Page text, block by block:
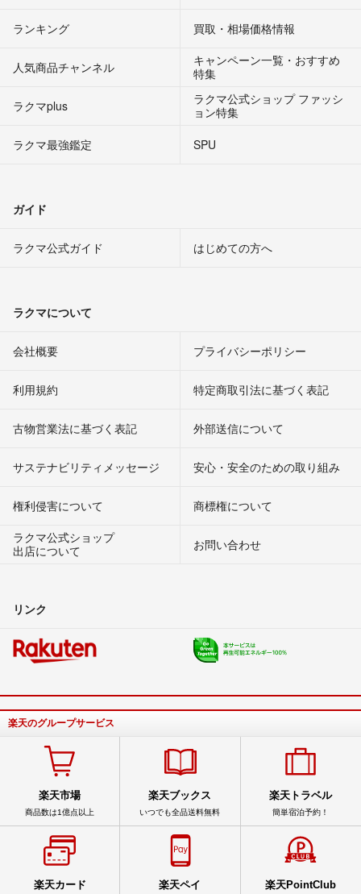
ランキング 買取・相場価格情報
人気商品チャンネル
キャンペーン一覧・おすすめ
特集
ラクマplus
ラクマ公式ショップ ファッシ
ョン特集
ラクマ最強鑑定
SPU
ガイド
ラクマ公式ガイド はじめての方へ
ラクマについて
会社概要 プライバシーポリシー
利用規約 特定商取引法に基づく表記
古物営業法に基づく表記 外部送信について
サステナビリティメッセージ 安心・安全のための取り組み
権利侵害について
商標権について
ラクマ公式ショップ
出店について
お問い合わせ
リンク
楽天のグループサービス
楽天市場
商品数は1億点以上
楽天ブックス
いつでも全品送料無料
楽天トラベル
簡単宿泊予約！
楽天カード 楽天ペイ 楽天PointClub